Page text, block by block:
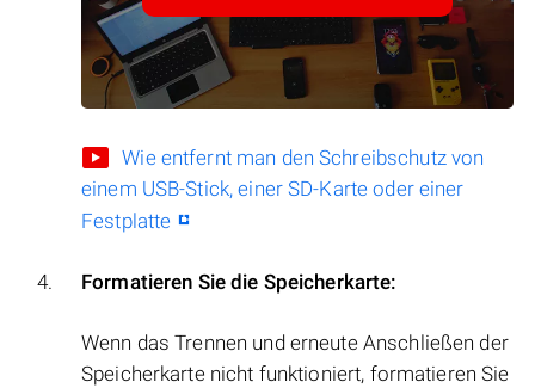
Wie entfernt man den Schreibschutz von
einem USB-Stick, einer SD-Karte oder einer
Festplatte
Formatieren Sie die Speicherkarte:
Wenn das Trennen und erneute Anschließen der
Speicherkarte nicht funktioniert, formatieren Sie